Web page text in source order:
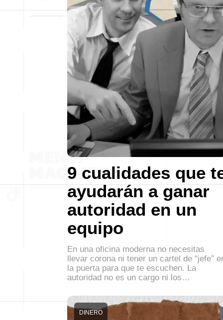
9 cualidades que
ayudarán a ganar
autoridad en un
equipo
En una oficina moderna no necesitas
llevar corona ni tener un cartel de “jefe”
la puerta para que te escuchen. La
autoridad no es un cargo ni los…
DINERO